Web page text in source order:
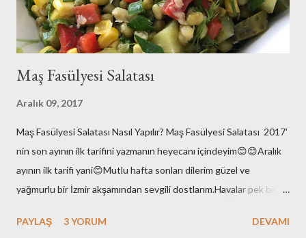
Maş Fasülyesi Salatası
Aralık 09, 2017
Maş Fasülyesi Salatası Nasıl Yapılır? Maş Fasülyesi Salatası 2017'
nin son ayının ilk tarifini yazmanın heyecanı içindeyim😊😊Aralık
ayının ilk tarifi yani😊Mutlu hafta sonları dilerim güzel ve
yağmurlu bir İzmir akşamından sevgili dostlarım.Havalar pek bir
değil.Ara da bir soğuyor kışın varlığını hissettiriyor sonra
PAYLAŞ 3 YORUM DEVAMI